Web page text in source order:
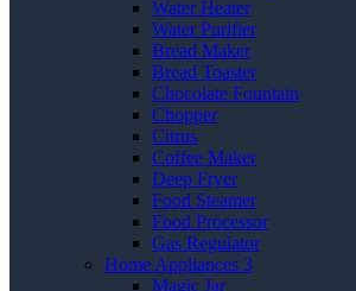
Water Heater
Water Purifier
Bread Maker
Bread Toaster
Chocolate Fountain
Chopper
Citrus
Coffee Maker
Deep Fryer
Food Steamer
Food Processor
Gas Regulator
Home Appliances 3
Magic Jar